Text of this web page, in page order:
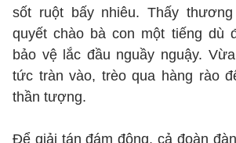
sốt ruột bấy nhiêu. Thấy
quyết chào bà con một tiếng dù
bảo vệ lắc đầu nguầy nguậy.
tức tràn vào, trèo qua hàng rào
thần tượng.
Để giải tán đám đông, cả đoàn